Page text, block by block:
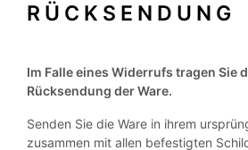
RÜCKSENDUNG
Im Falle eines Widerrufs tragen Sie
Rücksendung der Ware.
Senden Sie die Ware in ihrem
zusammen mit allen befestigten